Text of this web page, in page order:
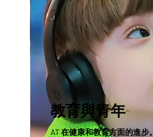
教育與青年
AT 在健康和教育方面的進步。